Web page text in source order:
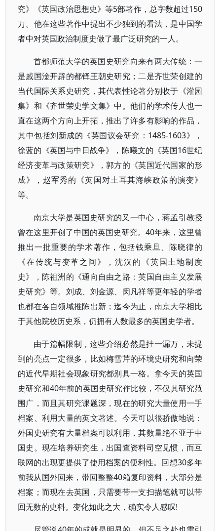
究》《英国政治思想史》等5部著作，总字数超过150
万。他在这些著作中提出不少独到的看法，是中国学
者中对英国政治制度史做了最广泛研究的一人。
首都师范大学的英国史研究向来有两大传统：一
是戚国淦开辟的都铎王朝史研究；二是齐世荣创建的
当代国际关系史研究，其代表性论著分别收于《灌园
集》和《齐世荣史学文集》中。他们的学术传人也一
直在这两个方向上开拓，推出了许多有影响的作品，
其中包括刘新成的《英国议会研究：1485-1603》，
徐蓝的《英国与中日战争》，陈曦文的《英国16世纪
经济变革与政策研究》，郭方的《英国近代国家的形
成》，赵军秀的《英国对土耳其海峡政策的演变》
等。
南京大学是英国史研究的又一中心，蒋孟引教授
曾在这里开创了中国的英国史研究。40年来，这里曾
推出一批重要的学术著作，包括钱乘旦、陈晓律的
《在传统与变革之间》，沈汉的《英国土地制度
史》，陈祖洲的《通向自由之路：英国自由主义发展
史研究》等。刘成、刘金源、闵凡祥等更年轻的学者
也都在各自领域推陈出新；迄今为止，南京大学相比
于其他院校历史系，仍拥有人数最多的英国史学者。
由于篇幅限制，这些介绍必然是挂一漏万，未提
到的亮点一定很多，比如梅雪芹的环境史研究和向荣
的近代早期社会现象研究都别具一格。拿今天的英国
史研究和40年前的英国史研究作比较，不仅其研究范
围广，而且其研究课题深，现在的研究大量使用一手
档案、利用大量的英文著述。今天可以很骄傲地说：
外国史研究有大量档案可以利用，其数量绝不亚于中
国史。现在培养研究生，出国查资料司空见惯，而互
联网的出现更提供了使用档案的便利性。回想30多年
前我从国外回来，带回整整40箱复印资料，大部分是
档案；而现在去英国，只需要带一支扫描笔就可以带
回无数的史料。变化如此之大，确实令人感叹!